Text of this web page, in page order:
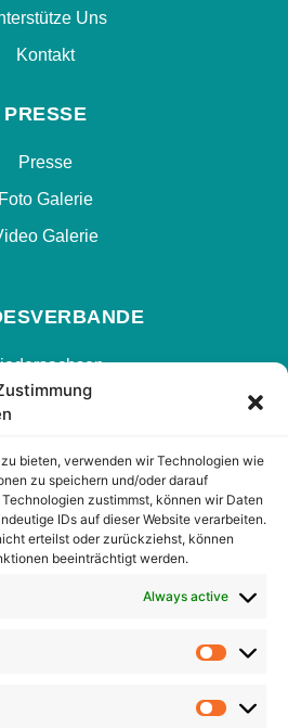
bieten, verwenden wir Technologien wie
zu speichern und/oder darauf
zustimmst, können wir Daten
IDs auf dieser Website verarbeiten.
erteilst oder zurückziehst, können
beeinträchtigt werden.
Always active
Uns
Kontakt
PRESSE
Presse
Foto Galerie
Galerie
Hamburg
Hessen
Berlin
SIE UNS